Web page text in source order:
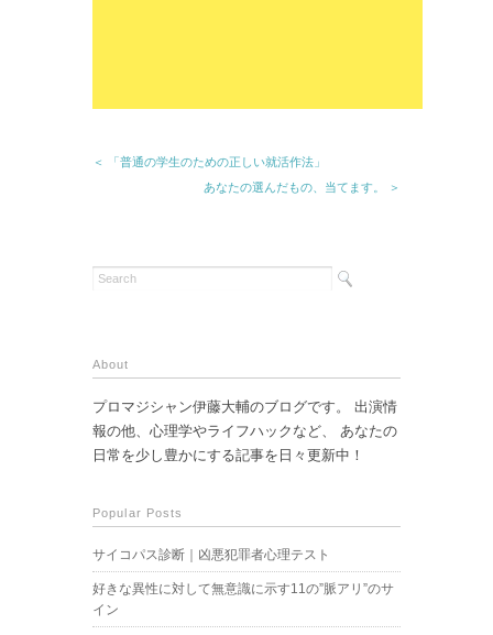
＜ 「普通の学生のための正しい就活作法」
あなたの選んだもの、当てます。 ＞
About
プロマジシャン伊藤大輔のブログです。 出演情
報の他、心理学やライフハックなど、 あなたの
日常を少し豊かにする記事を日々更新中！
Popular Posts
サイコパス診断｜凶悪犯罪者心理テスト
好きな異性に対して無意識に示す11の”脈アリ”のサ
イン